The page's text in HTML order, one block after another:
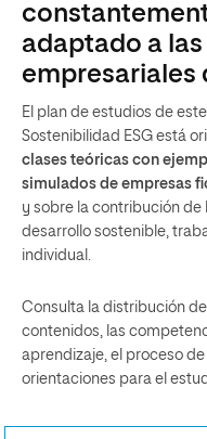
adaptado a
empresariales
El plan de estudios de
Sostenibilidad ESG está
clases teóricas con
simulados de empresas
y sobre la contribución de
desarrollo sostenible,
individual.
Consulta la distribución
contenidos, las
aprendizaje, el proceso
orientaciones para el